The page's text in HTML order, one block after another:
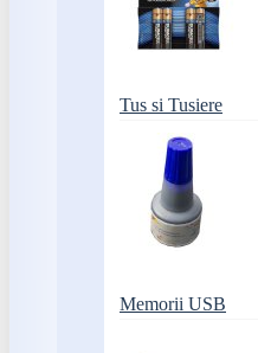
Tus si Tusiere
Memorii USB